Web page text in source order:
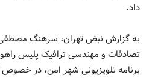
داد.
به گزارش نبض تهران، سرهنگ مصطفی
تصادفات و مهندسی ترافیک پلیس
برنامه تلویزیونی شهر امن، در خصوص